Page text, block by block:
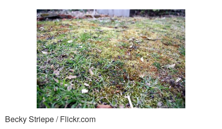
Becky Striepe / Flickr.com